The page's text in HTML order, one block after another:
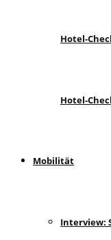
Hotel-
Hotel-
Mobilität
Interview: